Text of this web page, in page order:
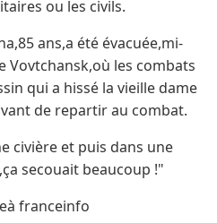
ou les civils.
ans,a été évacuée,mi-
Vovtchansk,où les combats
qui a hissé la vieille dame
de repartir au combat.
civière et puis dans une
secouait beaucoup !"
franceinfo